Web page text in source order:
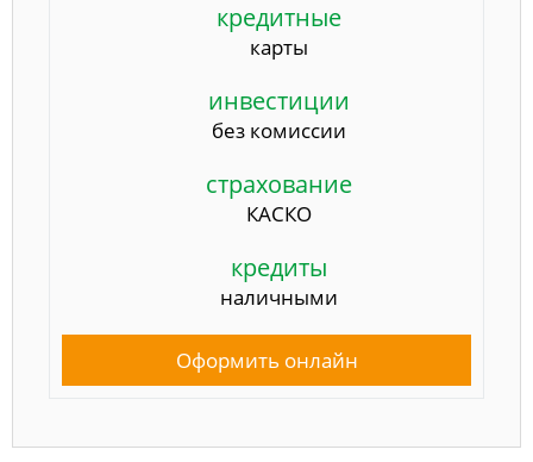
кредитные
карты
инвестиции
без комиссии
страхование
КАСКО
кредиты
наличными
Оформить онлайн